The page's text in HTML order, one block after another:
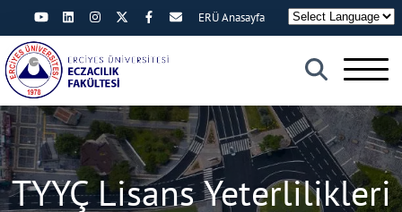
×
ERÜ Anasayfa
TYYÇ Lisans Yeterlilikleri